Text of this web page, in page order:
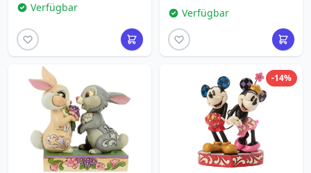
Verfügbar
Verfügbar
-14%